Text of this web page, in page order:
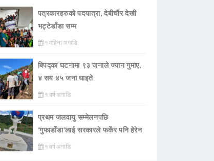
पत्रकारहरुको पदयात्रा, देबीचौर देखी
भट्टेडाँडा सम्म
१ महिना अगाडि
बिपद्का घटनामा ९३ जनाले ज्यान गुमाए,
४ सय ४५ जना घाइते
१ वर्ष अगाडि
प्रथम जलवायु सम्मेलनपछि
‘गुफाडाँडा’लाई सरकारले फर्केर पनि हेरेन
१ वर्ष अगाडि